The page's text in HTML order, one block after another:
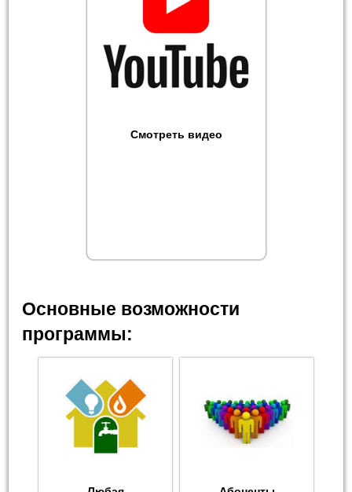
Смотреть видео
Основные возможности
программы: